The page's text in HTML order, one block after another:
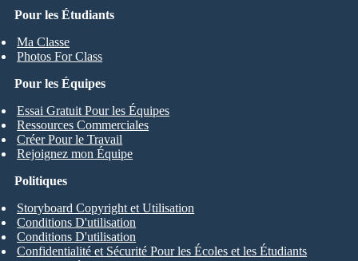
Pour les Étudiants
Ma Classe
Photos For Class
Pour les Équipes
Essai Gratuit Pour les Équipes
Ressources Commerciales
Créer Pour le Travail
Rejoignez mon Équipe
Politiques
Storyboard Copyright et Utilisation
Conditions D'utilisation
Conditions D'utilisation
Confidentialité et Sécurité Pour les Écoles et les Étudiants